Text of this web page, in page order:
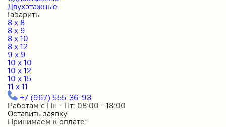
Двухэтажные
Габариты
8 x 8
8 x 9
8 x 10
8 x 12
9 x 9
10 x 10
10 x 12
10 x 15
11 x 11
+7 (967) 555-36-93
Работам с Пн - Пт: 08:00 - 18:00
Оставить заявку
Принимаем к оплате: